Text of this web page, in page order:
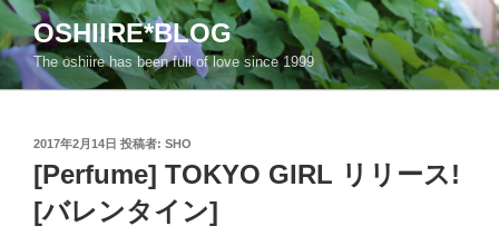
コ
ン
テ
ン
OSHIIRE*BLOG
The oshiire has been full of love since 1999
投
稿
日:
2017年2月14日 投稿者: SHO
[Perfume] TOKYO GIRL リリース!
[バレンタイン]